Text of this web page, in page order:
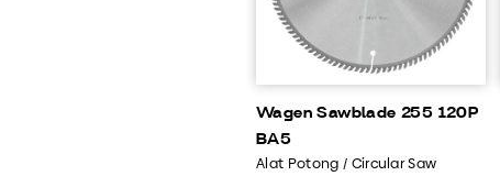
Wagen Sawblade 255 120P
BA5
Alat Potong / Circular Saw